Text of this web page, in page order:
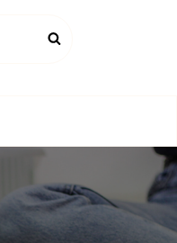
Buscar